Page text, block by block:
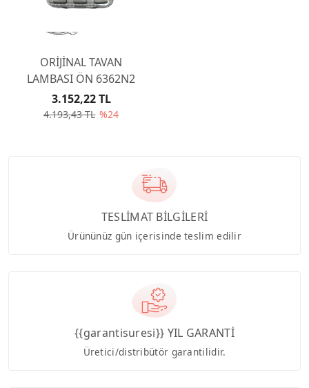
ORİJİNAL TAVAN
LAMBASI ÖN 6362N2
4.193,43 TL %24
3.152,22 TL
TESLİMAT BİLGİLERİ
Ürününüz gün içerisinde teslim edilir
{{garantisuresi}} YIL GARANTİ
Üretici/distribütör garantilidir.